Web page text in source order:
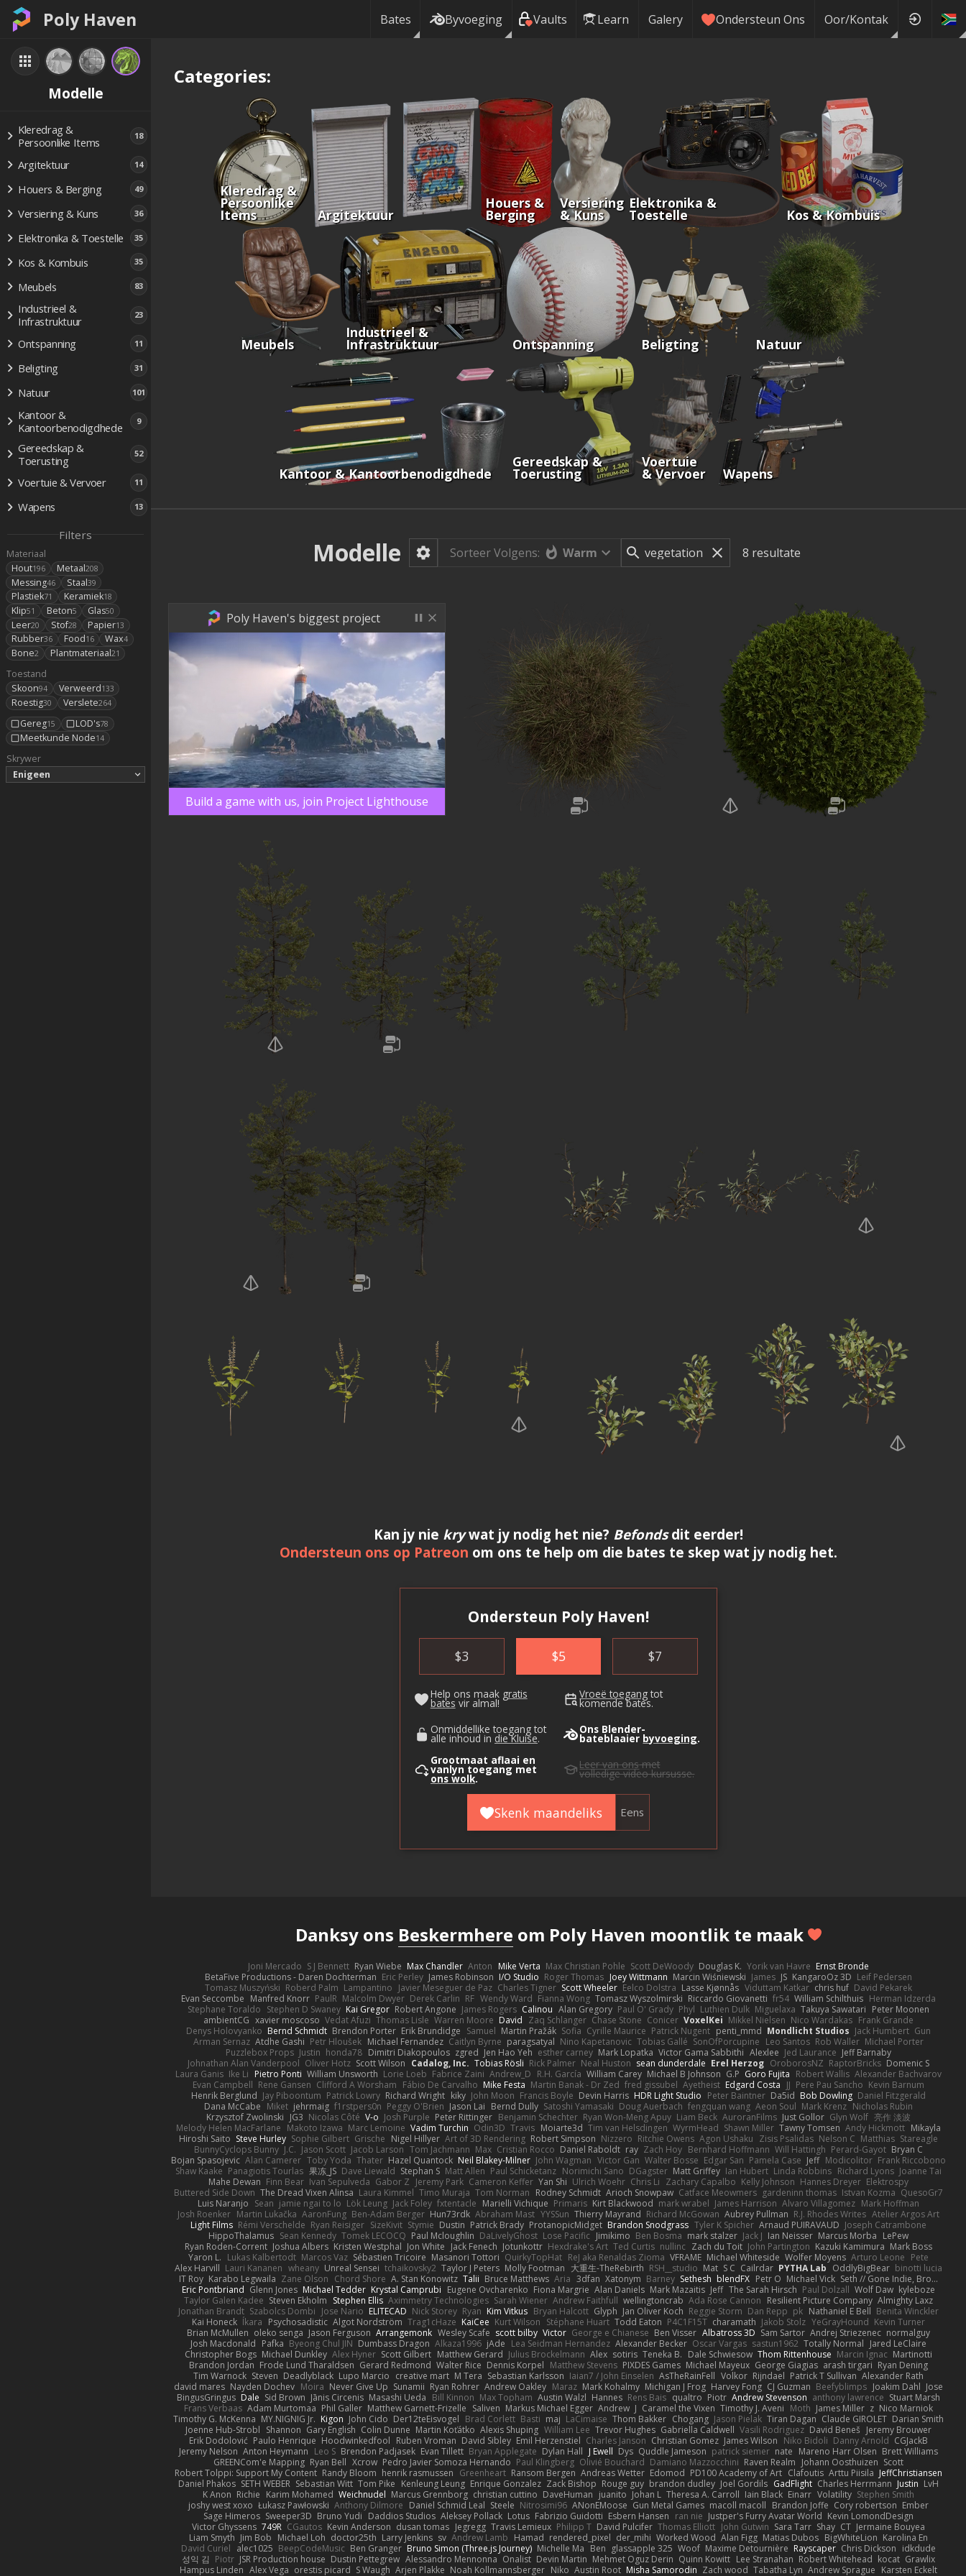
Poly Haven Bates Byvoeging Vaults Learn Galery Ondersteun Ons Oor/Kontak
Modelle
Kleredrag &
Persoonlike Items
18
Argitektuur 14
Houers & Berging 49
Versiering & Kuns 36
Elektronika & Toestelle 35
Kos & Kombuis 35
Meubels 83
Industrieel &
Infrastruktuur
23
Ontspanning 11
Beligting 31
Natuur 101
Kantoor &
Kantoorbenodigdhede
9
Gereedskap &
Toerusting
52
Voertuie & Vervoer 11
Wapens 13
Filters
Materiaal
Hout196 Metaal208
Messing46 Staal39
Plastiek71 Keramiek18
Klip51 Beton5 Glas50
Leer20 Stof28 Papier13
Rubber36 Food16 Wax4
Bone2 Plantmateriaal21
Toestand
Skoon94 Verweerd133
Roestig30 Verslete264
Gereg15 LOD's78
Meetkunde Node14
Skrywer
Enigeen
Categories:
Kleredrag &
Persoonlike
Items Argitektuur
Houers &
Berging
Versiering
& Kuns
Elektronika &
Toestelle Kos & Kombuis
Meubels
Industrieel &
Infrastruktuur Ontspanning Beligting Natuur
Kantoor & Kantoorbenodigdhede
Gereedskap &
Toerusting
Voertuie
& Vervoer Wapens
Modelle Sorteer Volgens: Warm 8 resultate
Poly Haven's biggest project
Build a game with us, join Project Lighthouse
Kan jy nie krywat jy nodig het nie? Befondsdit eerder!
Ondersteun ons op Patreon om ons te help om die bates te skep wat jy nodig het.
Ondersteun Poly Haven!
$3 $5 $7
Help ons maak gratis
bates vir almal!
Vroeë toegang tot
komende bates.
Onmiddellike toegang tot
alle inhoud in die Kluise.
Ons Blender-
bateblaaier byvoeging.
Grootmaat aflaai en
vanlyn toegang met
ons wolk.
Leer van onsmet
volledige video kursusse.
Skenk maandeliks Eens
Danksy ons Beskermhere om Poly Haven moontlik te maak
Joni Mercado S J Bennett Ryan Wiebe Max Chandler Anton Mike Verta Max Christian Pohle Scott DeWoody Douglas K. Yorik van Havre Ernst Bronde
BetaFive Productions - Daren Dochterman Eric Perley James Robinson I/O Studio Roger Thomas Joey Wittmann Marcin Wiśniewski James JS KangaroOz 3D Leif Pedersen
Tomasz Muszyński Roberd Palm Lampantino Javier Meseguer de Paz Charles Tigner Scott Wheeler Eelco Dolstra Lasse Kjønnås Viduttam Katkar chris huf David Pekarek
Evan Seccombe Manfred Knorr PaulR Malcolm Dwyer Derek Carlin RF Wendy Ward Fianna Wong Tomasz Wyszolmirski Riccardo Giovanetti fr54 William Schilthuis Herman Idzerda
Stephane Toraldo Stephen D Swaney Kai Gregor Robert Angone James Rogers Calinou Alan Gregory Paul O' Grady Phyl Luthien Dulk Miguelaxa Takuya Sawatari Peter Moonen
ambientCG xavier moscoso Vedat Afuzi Thomas Lisle Warren Moore David Zaq Schlanger Chase Stone Conicer VoxelKei Mikkel Nielsen Nico Wardakas Frank Grande
Denys Holovyanko Bernd Schmidt Brendon Porter Erik Brundidge Samuel Martin Pražák Sofia Cyrille Maurice Patrick Nugent penti_mmd Mondlicht Studios Jack Humbert Gun
Arman Sernaz Atdhe Gashi Petr Hloušek Michael Fernandez Caitlyn Byrne paragsatyal Nino Kapetanovic Tobias Gallé SonOfPorcupine Leo Santos Rob Waller Michael Porter
Puzzlebox Props Justin honda78 Dimitri Diakopoulos zgred Jen Hao Yeh esther carney Mark Lopatka Victor Gama Sabbithi Alexlee Jed Laurance Jeff Barnaby
Johnathan Alan Vanderpool Oliver Hotz Scott Wilson Cadalog, Inc. Tobias Rösli Rick Palmer Neal Huston sean dunderdale Erel Herzog OroborosNZ RaptorBricks Domenic S
Laura Ganis Ike Li Pietro Ponti William Unsworth Lorie Loeb Fabrice Zaini Andrew_D R.H. García William Carey Michael B Johnson G.P Goro Fujita Robert Wallis Alexander Bachvarov
Evan Campbell Rene Gansen Clifford A Worsham Fábio De Carvalho Mike Festa Martin Banak - Dr Zed fred gissubel Ayetheist Edgard Costa JJ Pere Pau Sancho Kevin Barnum
Henrik Berglund Jay Piboontum Patrick Lowry Richard Wright kiky John Moon Francis Boyle Devin Harris HDR Light Studio Peter Baintner Da5id Bob Dowling Daniel Fitzgerald
Dana McCabe Miket jehrmaig f1rstpers0n Peggy O'Brien Jason Lai Bernd Dully Satoshi Yamasaki Doug Auerbach fengquan wang Aeon Soul Mark Krenz Nicholas Rubin
Krzysztof Zwolinski JG3 Nicolas Côté V-o Josh Purple Peter Rittinger Benjamin Schechter Ryan Won-Meng Apuy Liam Beck AuroranFilms Just Gollor Glyn Wolf 亮作 淡波
Melody Helen MacFarlane Makoto Izawa Marc Lemoine Vadim Turchin Odin3D Travis Moiarte3d Tim van Helsdingen WyrmHead Shawn Miller Tawny Tomsen Andy Hickmott Mikayla
Hiroshi Saito Steve Hurley Sophie Gilbert Grische Nigel Hillyer Art of 3D Rendering Robert Simpson Nizzero Ritchie Owens Agon Ushaku Zisis Psalidas Nelson C Matthias Stareagle
BunnyCyclops Bunny J.C. Jason Scott Jacob Larson Tom Jachmann Max Cristian Rocco Daniel Raboldt ray Zach Hoy Bernhard Hoffmann Will Hattingh Perard-Gayot Bryan C
Bojan Spasojevic Alan Camerer Toby Yoda Thater Hazel Quantock Neil Blakey-Milner John Wagman Victor Gan Walter Bosse Edgar San Pamela Case Jeff Modicolitor Frank Riccobono
Shaw Kaake Panagiotis Tourlas 果冻_JS Dave Liewald Stephan S Matt Allen Paul Schicketanz Norimichi Sano DGagster Matt Griffey Ian Hubert Linda Robbins Richard Lyons Joanne Tai
Mahe Dewan Finn Bear Ivan Sepulveda Gabor Z Jeremy Park Cameron Keffer Yan Shi Ulrich Woehr Chris Li Zachary Capalbo Kelly Johnson Hannes Dreyer Elektrospy
Buttered Side Down The Dread Vixen Alinsa Laura Kimmel Timo Muraja Tom Norman Rodney Schmidt Arioch Snowpaw Catface Meowmers gardeninn thomas Istvan Kozma QuesoGr7
Luis Naranjo Sean jamie ngai to lo Lök Leung Jack Foley fxtentacle Marielli Vichique Primaris Kirt Blackwood mark wrabel James Harrison Alvaro Villagomez Mark Hoffman
Josh Roenker Martin Lukačka AaronFung Ben-Adam Berger Hun73rdk Abraham Mast YYSSun Thierry Mayrand Richard McGowan Aubrey Pullman R.J. Rhodes Writes Atelier Argos Art
Light Films Rémi Verschelde Ryan Reisiger SizeKivit Stymie Dustin Patrick Brady ProtanopicMidget Brandon Snodgrass Tyler K Spicher Arnaud PUIRAVAUD Joseph Catrambone
HippoThalamus Sean Kennedy Tomek LECOCQ Paul Mcloughlin DaLivelyGhost Lose Pacific Jimikimo Ben Bosma mark stalzer Jack J Ian Neisser Marcus Morba LePew
Ryan Roden-Corrent Joshua Albers Kristen Westphal Jon White Jack Fenech Jotunkottr Hexdrake's Art Ted Curtis nullinc Zach du Toit John Partington Kazuki Kamimura Mark Boss
Yaron L. Lukas Kalbertodt Marcos Vaz Sébastien Tricoire Masanori Tottori QuirkyTopHat ReJ aka Renaldas Zioma VFRAME Michael Whiteside Wolfer Moyens Arturo Leone Pete
Alex Harvill Lauri Kananen wheany Unreal Sensei tchaikovsky2 Taylor J Peters Molly Footman 大重生-TheRebirth RSH__studio Mat S C Cailrdar PYTHA Lab OddlyBigBear binotti lucia
IT Roy Karabo Legwaila Zane Olson Chord Shore A. Stan Konowitz Talii Bruce Matthews Aria 3dfan Xatonym Barney Sethesh blendFX Petr O Michael Vick Seth // Gone Indie, Bro...
Eric Pontbriand Glenn Jones Michael Tedder Krystal Camprubi Eugene Ovcharenko Fiona Margrie Alan Daniels Mark Mazaitis Jeff The Sarah Hirsch Paul Dolzall Wolf Daw kyleboze
Taylor Galen Kadee Steven Ekholm Stephen Ellis Aximmetry Technologies Sarah Wiener Andrew Faithfull wellingtoncrab Ada Rose Cannon Resilient Picture Company Almighty Laxz
Jonathan Brandt Szabolcs Dombi Jose Nario ELITECAD Nick Storey Ryan Kim Vitkus Bryan Halcott Glyph Jan Oliver Koch Reggie Storm Dan Repp pk Nathaniel E Bell Benita Winckler
Kai Honeck Íkara Psychosadistic Algot Nordström Trag1cHaze KaiCee Kurt Wilson Stéphane Huart Todd Eaton P4C1F15T charamath Jakob Stolz YeGrayHound Kevin Turner
Brian McMullen oleko senga Jason Ferguson Arrangemonk Wesley Scafe scott bilby Victor George e Chianese Ben Visser Albatross 3D Sam Sartor Andrej Striezenec normalguy
Josh Macdonald Pafka Byeong Chul JIN Dumbass Dragon Alkaza1996 jAde Lea Seidman Hernandez Alexander Becker Oscar Vargas sastun1962 Totally Normal Jared LeClaire
Christopher Bogs Michael Dunkley Alex Hyner Scott Gilbert Matthew Gerard Julius Brockelmann Alex sotiris Teneka B. Dale Schwiesow Thom Rittenhouse Marcin Ignac Martinotti
Brandon Jordan Frode Lund Tharaldsen Gerard Redmond Walter Rice Dennis Korpel Matthew Stevens PIXDES Games Michael Mayeux George Giagias arash tirgari Ryan Dening
Tim Warnock Steven Deadlyblack Lupo Marcio creative mart M Tera Sebastian Karlsson Iaian7 / John Einselen AsTheRainFell Volkor Rijndael Patrick T Sullivan Alexander Rath
david mares Nayden Dochev Moira Never Give Up Sunamii Ryan Rohrer Andrew Oakley Maraz Mark Kohalmy Michigan J Frog Harvey Fong CJ Guzman Beefyblimps Joakim Dahl Jose
BingusGringus Dale Sid Brown Jānis Circenis Masashi Ueda Bill Kinnon Max Topham Austin Walzl Hannes Rens Bais qualtro Piotr Andrew Stevenson anthony lawrence Stuart Marsh
Frans Verbaas Adam Murtomaa Phil Galler Matthew Garnett-Frizelle Saliven Markus Michael Egger Andrew J Caramel the Vixen Timothy J. Aveni Moth James Miller z Nico Marniok
Timothy G. McKenna MY.NIGNIG Jr. Kigon John Cido Der12teEisvogel Brad Corlett Basti maj LaCimaise Thom Bakker Chogang Jason Pielak Tiran Dagan Claude GIROLET Darian Smith
Joenne Hub-Strobl Shannon Gary English Colin Dunne Martin Koťátko Alexis Shuping William Lee Trevor Hughes Gabriella Caldwell Vasili Rodriguez David Beneš Jeremy Brouwer
Erik Dodolović Paulo Henrique Hoodwinkedfool Ruben Vroman David Sibley Emil Herzenstiel Charles Janson Christian Gomez James Wilson Niko Bidoli Danny Arnold CGJackB
Jeremy Nelson Anton Heymann Leo S Brendon Padjasek Evan Tillett Bryan Applegate Dylan Hall J Ewell Dys Quddle Jameson patrick siemer nate Mareno Harr Olsen Brett Williams
GREENCom'e Mapping Ryan Bell Xcrow Pedro Javier Somoza Hernando Paul Klingberg Olivié Bouchard Damiano Mazzocchini Raven Realm Johann Oosthuizen Scott
Robert Tolppi: Support My Content Randy Bloom henrik rasmussen Greenheart Ransom Bergen Andreas Wetter Edomod PD100 Academy of Art Clafoutis Arttu Piisila JeffChristiansen
Daniel Phakos SETH WEBER Sebastian Witt Tom Pike Kenleung Leung Enrique Gonzalez Zack Bishop Rouge guy brandon dudley Joel Gordils GadFlight Charles Herrmann Justin LvH
K Anon Richie Karim Mohamed Weichnudel Marcus Grennborg christian cuttino DaveHuman juanito Johan L Theresa A. Carroll Iain Black Einarr Volatility Stephen Smith
joshy west xoxo Łukasz Pawłowski Anthony Dilmore Daniel Schmid Leal Steele Nitrosimi96 ANonEMoose Gun Metal Games macoll macoll Brandon Joffe Cory robertson Ember
Sage Himeros Sweeper3D Bruno Yudi Daddios Studios Aleksey Pollack Lotus Fabrizio Guidotti Esbern Hansen ran nie Justper's Furry Avatar World Kevin LomondDesign
Victor Ghyssens 749R CGautos Kevin Anderson dusan tomas Jegregg Travis Lemieux Philipp T David Pulcifer Thomas Elliott John Gutwin Sara Tarr Shay CT Jermaine Bouyea
Liam Smyth Jim Bob Michael Loh doctor25th Larry Jenkins sv Andrew Lamb Hamad rendered_pixel der_mihi Worked Wood Alan Figg Matias Dubos BigWhiteLion Karolina En
David Curiel alec1025 BeepCodeMusic Ben Granger Bruno Simon (Three.js Journey) Michelle Ma Ben glassapple 325 Woof Maxime Detournière Rayscaper Chris Dickson idkdude
성익 김 Piotr JSR Production house Dustin Pettegrew Alessandro Mennonna Onalist Devin Martin Mehmet Oguz Derin Quinn Kowitt Lee Stranahan Robert Whitehead kocat Grawlix
Hampus Linden Alex Vega orestis picard S Waugh Arjen Plakke Noah Kollmannsberger Niko Austin Root Misha Samorodin Zach wood Tabatha Lyn Andrew Sprague Karsten Eckelt